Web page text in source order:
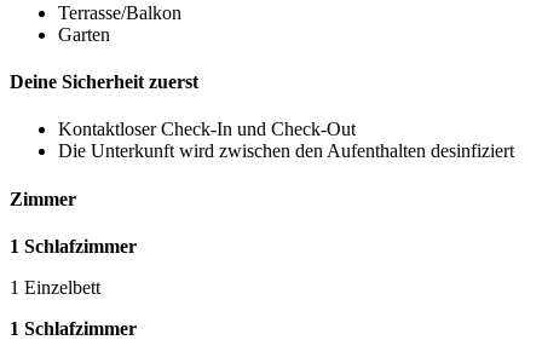
Terrasse/Balkon
Garten
Deine Sicherheit zuerst
Kontaktloser Check-In und Check-Out
Die Unterkunft wird zwischen den Aufenthalten desinfiziert
Zimmer
1 Schlafzimmer
1 Einzelbett
1 Schlafzimmer